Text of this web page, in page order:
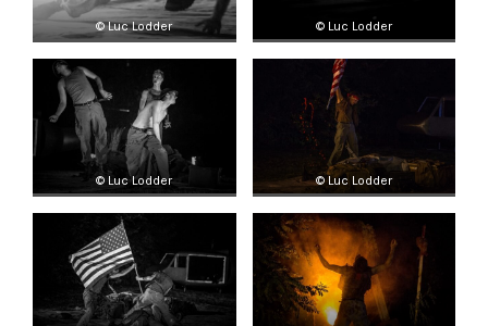
© Luc Lodder © Luc Lodder
© Luc Lodder © Luc Lodder